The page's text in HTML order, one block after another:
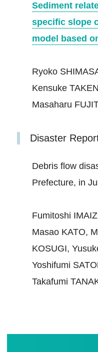
Sediment
specific slope
model based
Ryoko
Kensuke
Masaharu
Disaster
Debris flow
Prefecture, in
Fumitoshi
Masao KATO,
KOSUGI,
Yoshifumi
Takafumi